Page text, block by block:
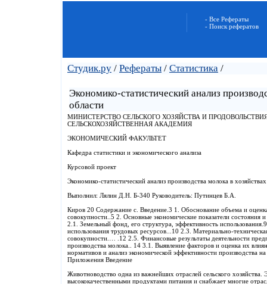
- Все Рефераты
- Поиск рефератов
Студик.ру / Рефераты / Статистика /
Экономико-статистический анализ
области
МИНИСТЕРСТВО СЕЛЬСКОГО ХОЗЯЙСТВА И
СЕЛЬСКОХОЗЯЙСТВЕННАЯ АКАДЕМИЯ
ЭКОНОМИЧЕСКИЙ ФАКУЛЬТЕТ
Кафедра статистики и экономического анализа
Курсовой проект
Экономико-статистический анализ производства молока в
Выполнил: Лялин Д.Н. Б-340 Руководитель: Путинцев Б.А.
Киров 20 Содержание с. Введение.3 1. Обоснование объема и
совокупности..5 2. Основные экономические показатели состояния и
2.1. Земельный фонд, его структура, эффективность
использования трудовых ресурсов...10 2.3. Материально-
совокупности.… .12 2.5. Финансовые результаты деятельности
производства молока.. 14 3.1. Выявление факторов и оценка их
нормативов и анализ экономической эффективности производства
Приложения Введение
Животноводство одна из важнейших отраслей сельского хозяйства.
высококачественными продуктами питания и снабжает многие